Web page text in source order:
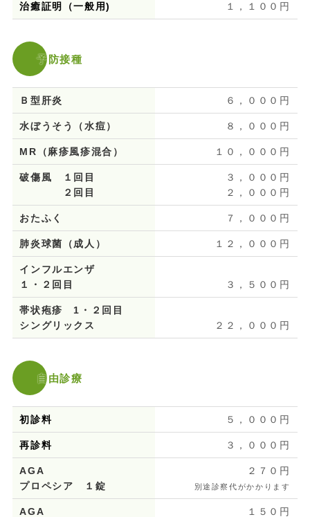
治癒証明（一般用) １，１００円
予防接種
Ｂ型肝炎 ６，０００円
水ぼうそう（水痘） ８，０００円
MR（麻疹風疹混合） １０，０００円
破傷風 １回目
２回目
３，０００円
２，０００円
おたふく ７，０００円
肺炎球菌（成人） １２，０００円
インフルエンザ
１・２回目
３，５００円
帯状疱疹 1・２回目
シングリックス
２２，０００円
自由診療
初診料 ５，０００円
再診料 ３，０００円
AGA
プロペシア １錠
２７０円
別途診察代がかかります
AGA
１５０円